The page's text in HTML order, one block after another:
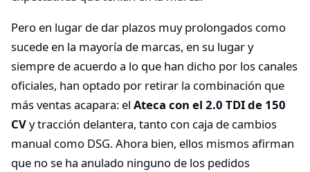
Pero en lugar de dar plazos muy prolongados como
sucede en la mayoría de marcas, en su lugar y
siempre de acuerdo a lo que han dicho por los canales
oficiales, han optado por retirar la combinación que
más ventas acapara: el Ateca con el 2.0 TDI de 150
CVy tracción delantera, tanto con caja de cambios
manual como DSG. Ahora bien, ellos mismos afirman
que no se ha anulado ninguno de los pedidos